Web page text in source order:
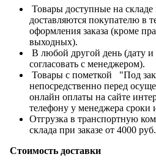
Товары доступные на
доставляются покупателю в
оформления заказа (кроме
выходных).
В любой другой день (дату и
согласовать с менеджером).
Товары с пометкой "Под
непосредственно перед
онлайн оплаты на сайте
телефону у менеджера сроки
Отгрузка в транспортную
склада при заказе от 4000 руб.
Стоимость доставки